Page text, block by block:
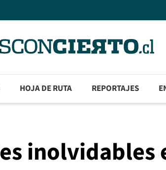
HOJA DE RUTA REPORTAJES
inolvidables